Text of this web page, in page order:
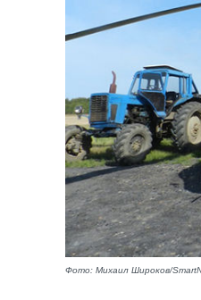
Фото: Михаил Широков/